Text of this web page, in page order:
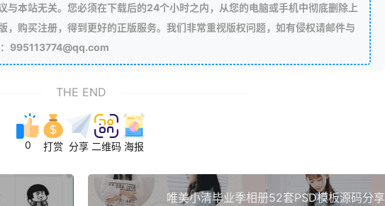
与本站无关。您必须在下载后的24个小时之内，从您的电脑或手机中彻底删除上
，购买注册，得到更好的正版服务。我们非常重视版权问题，如有侵权请邮件与
995113774@qq.com
THE END
0 打赏 分享 二维码 海报
唯美小清毕业季相册52套PSD模板源码分享